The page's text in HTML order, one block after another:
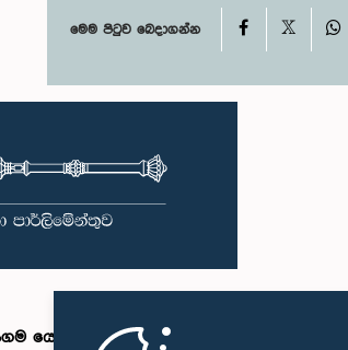
මෙම පිටුව බෙදාගන්න Facebook
යෙදුම